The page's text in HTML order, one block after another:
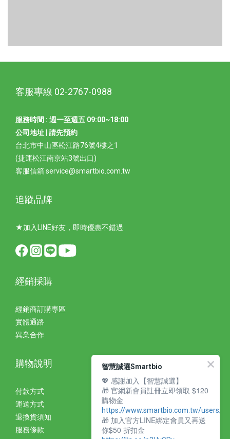
客服專線 02-2767-0988
服務時間 : 週一至週五 09:00~18:00
公司地址 | 請先預約
台北市中山區松江路76號4樓之1
(捷運松江南京站3號出口)
客服信箱 service@smartbio.com.tw
追蹤品牌
★加入LINE好友，即時優惠不錯過
經銷採購
經銷商訂購專區
實體通路
異業合作
購物說明
付款方式
運送方式
退換貨須知
服務條款
智慧誠選Smartbio
💖 感謝加入【智慧誠選】
🎁 官網新會員註冊立即領取 $120
購物金
https://www.smartbio.com.tw/users/
🎁 加入官方LINE綁定會員又再送
你$50 折扣金